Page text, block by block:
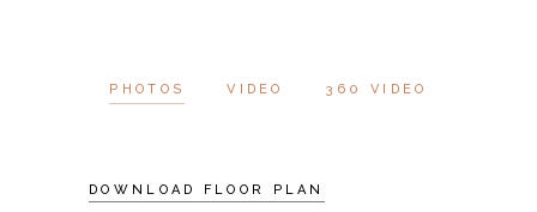
PHOTOS VIDEO 360 VIDEO
DOWNLOAD FLOOR PLAN